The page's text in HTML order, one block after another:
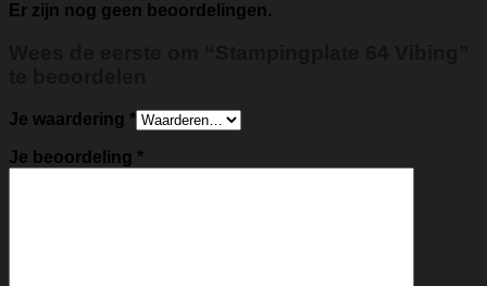
Er zijn nog geen beoordelingen.
Je waardering *
Je beoordeling *